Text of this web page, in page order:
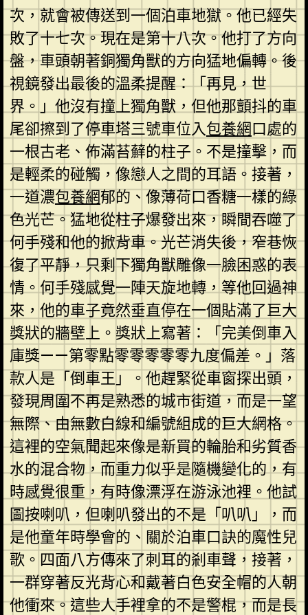
次，就會被傳送到一個泊車地獄。他已經失
敗了十七次。現在是第十八次。他打了方向
盤，車頭朝著銅獨角獸的方向猛地偏轉。後
視鏡發出最後的溫柔提醒：「再見，世
界。」他沒有撞上獨角獸，但他那顫抖的車
尾卻擦到了停車塔三號車位入包養網口處的
一根古老、佈滿苔蘚的柱子。不是撞擊，而
是輕柔的碰觸，像戀人之間的耳語。接著，
一道濃包養網郁的、像薄荷口香糖一樣的綠
色光芒。猛地從柱子爆發出來，瞬間吞噬了
何手殘和他的掀背車。光芒消失後，窄巷恢
復了平靜，只剩下獨角獸雕像一臉困惑的表
情。何手殘感覺一陣天旋地轉，等他回過神
來，他的車子竟然垂直停在一個貼滿了巨大
獎狀的牆壁上。獎狀上寫著：「完美倒車入
庫獎——第零點零零零零零九度偏差。」落
款人是「倒車王」。他趕緊從車窗探出頭，
發現周圍不再是熟悉的城市街道，而是一望
無際、由無數白線和編號組成的巨大網格。
這裡的空氣聞起來像是新買的輪胎和劣質香
水的混合物，而重力似乎是隨機變化的，有
時感覺很重，有時像漂浮在游泳池裡。他試
圖按喇叭，但喇叭發出的不是「叭叭」，而
是他童年時學會的、關於泊車口訣的魔性兒
歌。四面八方傳來了刺耳的剎車聲，接著，
一群穿著反光背心和戴著白色安全帽的人朝
他衝來。這些人手裡拿的不是警棍，而是長